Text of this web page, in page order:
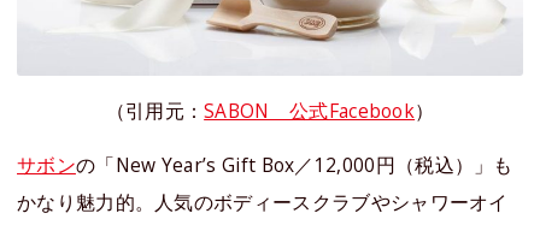
（引用元：SABON 公式Facebook）
サボンの「New Year’s Gift Box／12,000円（税込）」も
かなり魅力的。人気のボディースクラブやシャワーオイ